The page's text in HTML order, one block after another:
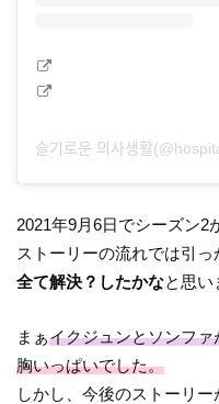
2021年9月6日でシーズン2
ストーリーの流れでは引
全て解決？したかなと思い
まぁイクジュンとソンフ
胸いっぱいでした。
しかし、今後のストーリ